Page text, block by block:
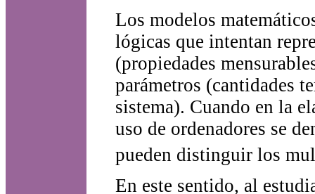
Los modelos
lógicas que intentan
(propiedades
parámetros (cantidades
sistema). Cuando en la
uso de ordenadores se
pueden distinguir los
En este sentido, al